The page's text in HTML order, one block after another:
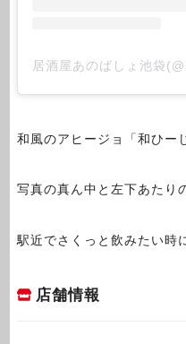
和風のアヒージョ「和ひー
写真の真ん中と左下あたり
駅近でさくっと飲みたい時
店舗情報